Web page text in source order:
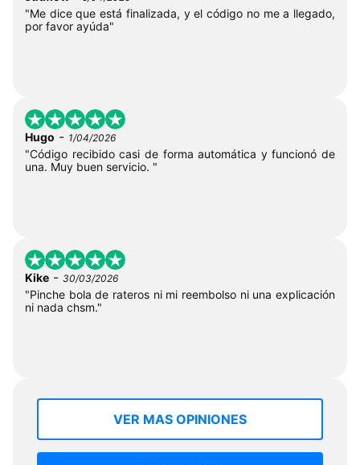
"Me dice que está finalizada, y el código no me a llegado,
por favor ayúda"
Hugo - 1/04/2026
"Código recibido casi de forma automática y funcionó de
una. Muy buen servicio. "
Kike - 30/03/2026
"Pinche bola de rateros ni mi reembolso ni una explicación
ni nada chsm."
VER MAS OPINIONES